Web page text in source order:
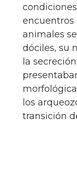
encuentros
animales
dóciles, su
la
los
transición